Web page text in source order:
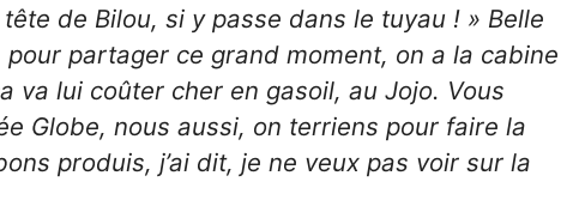
de Bilou, si y passe dans le tuyau ! » Belle
partager ce grand moment, on a la cabine
va lui coûter cher en gasoil, au Jojo. Vous
Globe, nous aussi, on terriens pour faire la
produis, j’ai dit, je ne veux pas voir sur la